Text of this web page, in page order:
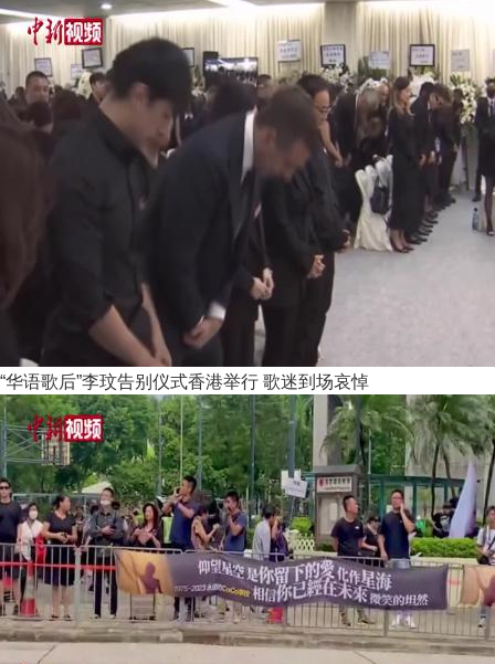
“华语歌后”李玟告别仪式香港举行 歌迷到场哀悼